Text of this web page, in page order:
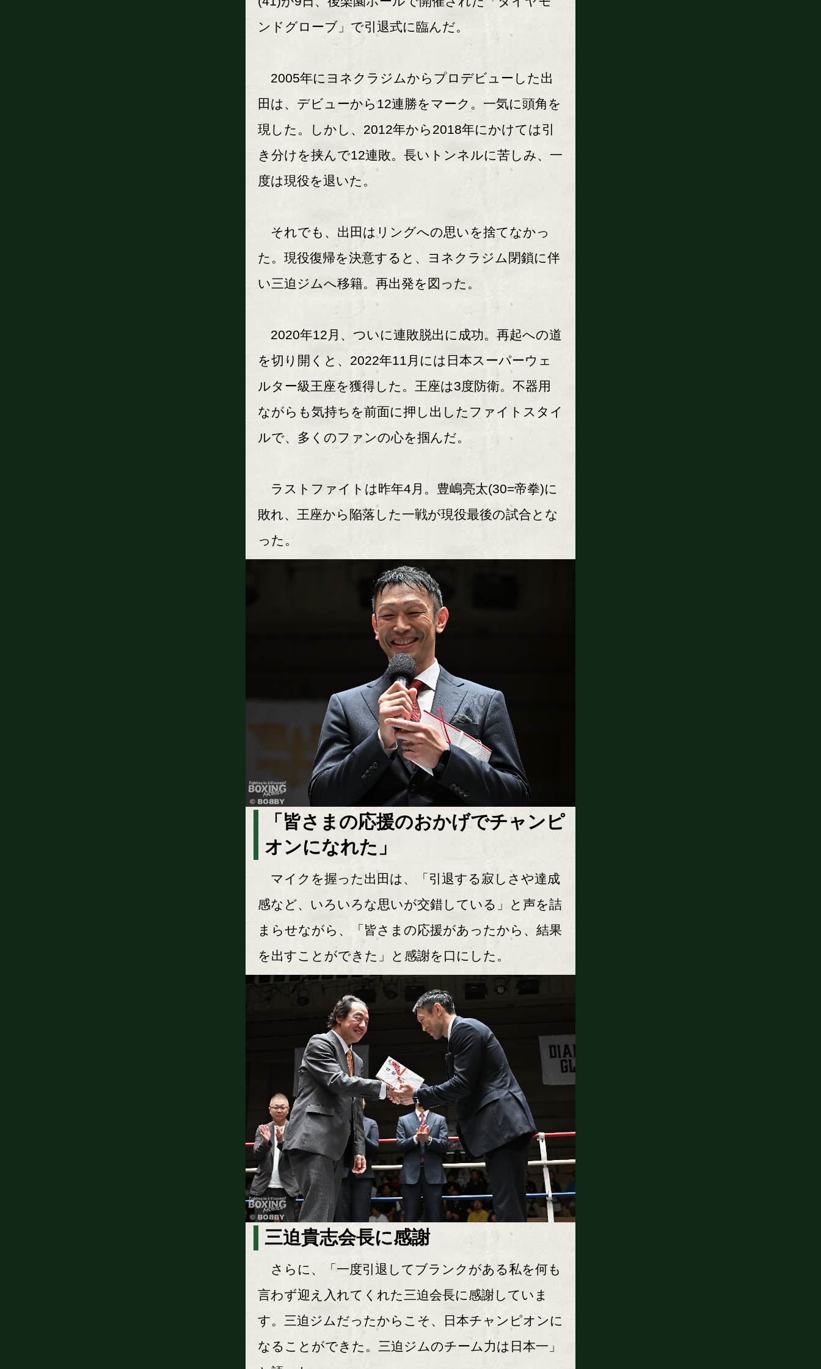
ンドグローブ」で引退式に臨んだ。
2005年にヨネクラジムからプロデビューした出
田は、デビューから12連勝をマーク。一気に頭角を
現した。しかし、2012年から2018年にかけては引
き分けを挟んで12連敗。長いトンネルに苦しみ、一
度は現役を退いた。
それでも、出田はリングへの思いを捨てなかっ
た。現役復帰を決意すると、ヨネクラジム閉鎖に伴
い三迫ジムへ移籍。再出発を図った。
2020年12月、ついに連敗脱出に成功。再起への道
を切り開くと、2022年11月には日本スーパーウェ
ルター級王座を獲得した。王座は3度防衛。不器用
ながらも気持ちを前面に押し出したファイトスタイ
ルで、多くのファンの心を掴んだ。
ラストファイトは昨年4月。豊嶋亮太(30=帝拳)に
敗れ、王座から陥落した一戦が現役最後の試合とな
った。
「皆さまの応援のおかげでチャンピ
オンになれた」
マイクを握った出田は、「引退する寂しさや達成
感など、いろいろな思いが交錯している」と声を詰
まらせながら、「皆さまの応援があったから、結果
を出すことができた」と感謝を口にした。
三迫貴志会長に感謝
さらに、「一度引退してブランクがある私を何も
言わず迎え入れてくれた三迫会長に感謝していま
す。三迫ジムだったからこそ、日本チャンピオンに
なることができた。三迫ジムのチーム力は日本一」